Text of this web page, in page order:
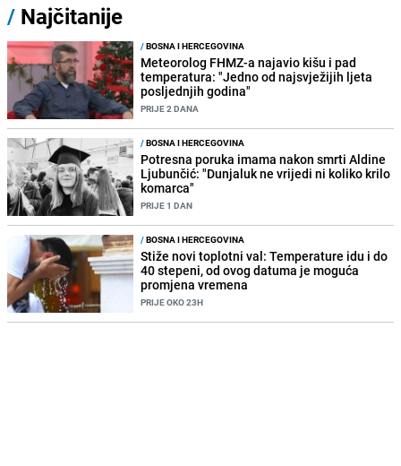
/ Najčitanije
/BOSNA I HERCEGOVINA
Meteorolog FHMZ-a najavio kišu i pad
temperatura: "Jedno od najsvježijih ljeta
posljednjih godina"
PRIJE 2 DANA
/BOSNA I HERCEGOVINA
Potresna poruka imama nakon smrti Aldine
Ljubunčić: "Dunjaluk ne vrijedi ni koliko krilo
komarca"
PRIJE 1 DAN
/BOSNA I HERCEGOVINA
Stiže novi toplotni val: Temperature idu i do
40 stepeni, od ovog datuma je moguća
promjena vremena
PRIJE OKO 23H